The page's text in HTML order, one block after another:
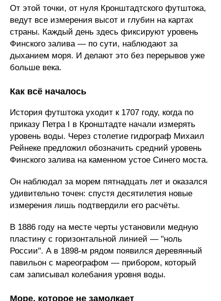
От этой точки, от нуля Кронштадтского футштока,
ведут все измерения высот и глубин на картах
страны. Каждый день здесь фиксируют уровень
Финского залива — по сути, наблюдают за
дыханием моря. И делают это без перерывов уже
больше века.
Как всё началось
История футштока уходит к 1707 году, когда по
приказу Петра I в Кронштадте начали измерять
уровень воды. Через столетие гидрограф Михаил
Рейнеке предложил обозначить средний уровень
Финского залива на каменном устое Синего моста.
Он наблюдал за морем пятнадцать лет и оказался
удивительно точен: спустя десятилетия новые
измерения лишь подтвердили его расчёты.
В 1886 году на месте черты установили медную
пластину с горизонтальной линией — "ноль
России". А в 1898-м рядом появился деревянный
павильон с мареографом — прибором, который
сам записывал колебания уровня воды.
Море, которое не замолкает